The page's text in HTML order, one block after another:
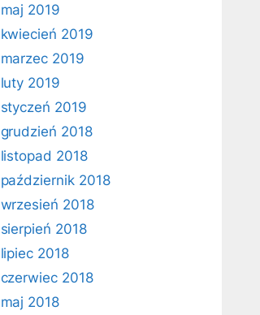
maj 2019
kwiecień 2019
marzec 2019
luty 2019
styczeń 2019
grudzień 2018
listopad 2018
październik 2018
wrzesień 2018
sierpień 2018
lipiec 2018
czerwiec 2018
maj 2018